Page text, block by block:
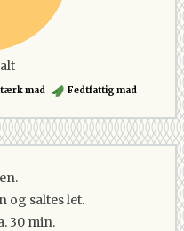
mad Fedtfattig mad
og saltes let.
30 min.